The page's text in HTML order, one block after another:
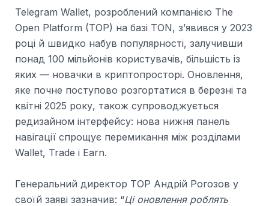
Telegram Wallet, розроблений компанією The
Open Platform (TOP) на базі TON, з’явився у 2023
році й швидко набув популярності, залучивши
понад 100 мільйонів користувачів, більшість із
яких — новачки в криптопросторі. Оновлення,
яке почне поступово розгортатися в березні та
квітні 2025 року, також супроводжується
редизайном інтерфейсу: нова нижня панель
навігації спрощує перемикання між розділами
Wallet, Trade і Earn.
Генеральний директор TOP Андрій Рогозов у
своїй заяві зазначив: “Ці оновлення роблять